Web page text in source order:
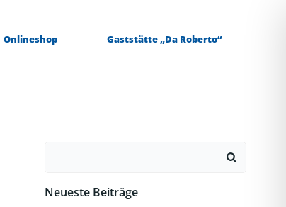
Onlineshop Gaststätte „Da Roberto“
Neueste Beiträge